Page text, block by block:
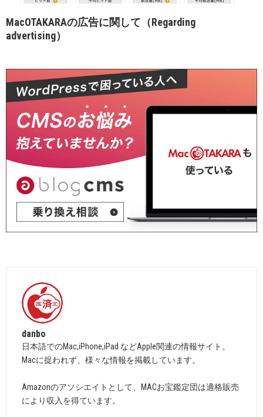
MacOTAKARAの広告に関して（Regarding
advertising）
danbo
日本語でのMac,iPhone,iPad などApple関連の情報サイト。
Macに捉われず、様々な情報を掲載しています。
Amazonのアソシエイトとして、MACお宝鑑定団は適格販売
により収入を得ています。